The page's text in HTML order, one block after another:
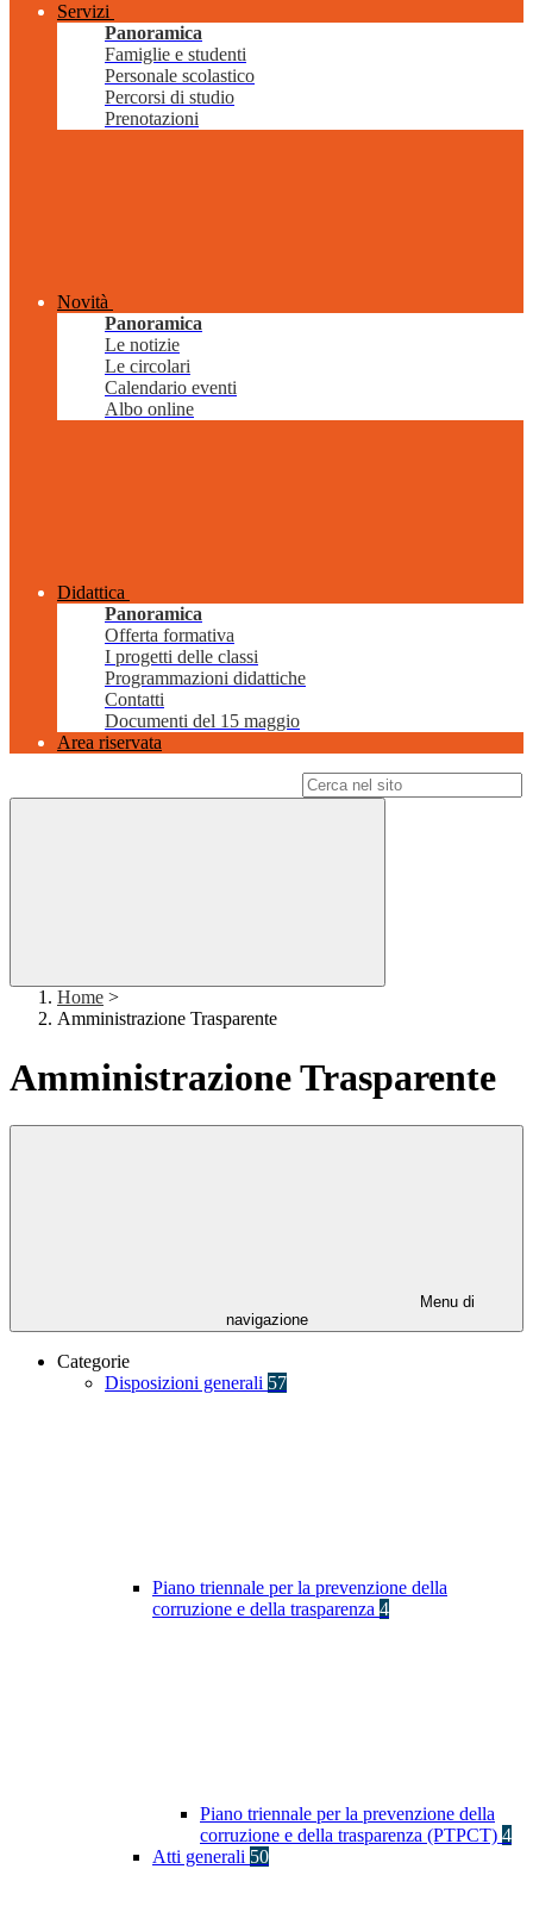
Servizi
Panoramica
Famiglie e studenti
Personale scolastico
Percorsi di studio
Prenotazioni
Novità
Panoramica
Le notizie
Le circolari
Calendario eventi
Albo online
Didattica
Panoramica
Offerta formativa
I progetti delle classi
Programmazioni didattiche
Contatti
Documenti del 15 maggio
Area riservata
Home >
Amministrazione Trasparente
Amministrazione Trasparente
Menu di
navigazione
Categorie
Disposizioni generali 57
Piano triennale per la prevenzione della
corruzione e della trasparenza 4
Piano triennale per la prevenzione della
corruzione e della trasparenza (PTPCT) 4
Atti generali 50